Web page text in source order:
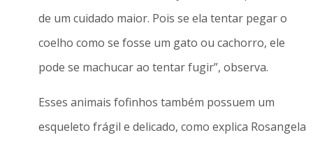
de um cuidado maior. Pois se ela tentar pegar o
coelho como se fosse um gato ou cachorro, ele
pode se machucar ao tentar fugir”, observa.
Esses animais fofinhos também possuem um
esqueleto frágil e delicado, como explica Rosangela